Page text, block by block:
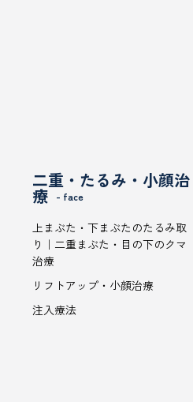
二重・たるみ・小顔治
療 - face
上まぶた・下まぶたのたるみ取
り｜二重まぶた・目の下のクマ
治療
リフトアップ・小顔治療
注入療法